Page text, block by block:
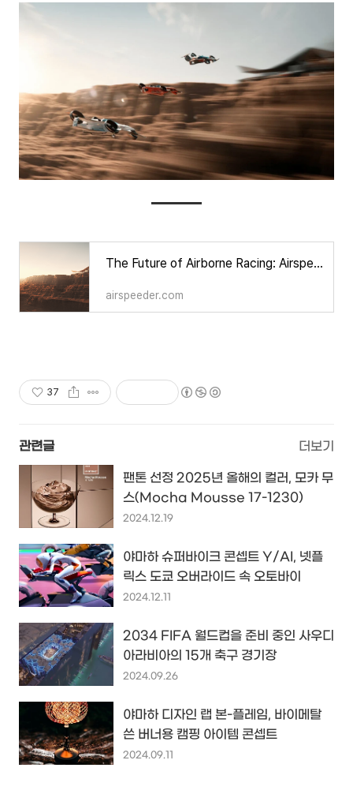
The Future of Airborne Racing: Airspeeder and HOK reveal Modular Race Vertiport design
airspeeder.com
37
관련글 더보기
팬톤 선정 2025년 올해의 컬러, 모카 무
스(Mocha Mousse 17-1230)
2024.12.19
야마하 슈퍼바이크 콘셉트 Y/AI, 넷플
릭스 도쿄 오버라이드 속 오토바이
2024.12.11
2034 FIFA 월드컵을 준비 중인 사우디
아라비아의 15개 축구 경기장
2024.09.26
야마하 디자인 랩 본-플레임, 바이메탈
쓴 버너용 캠핑 아이템 콘셉트
2024.09.11